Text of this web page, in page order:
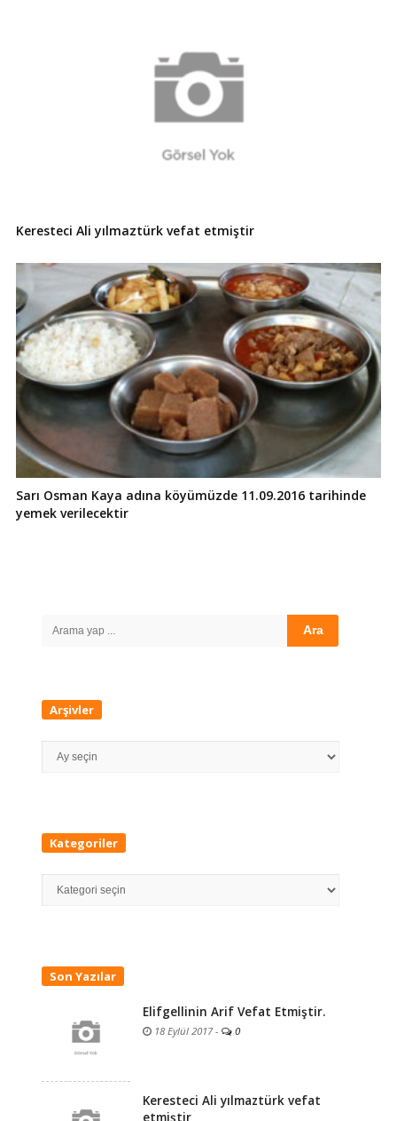
Keresteci Ali yılmaztürk vefat etmiştir
Sarı Osman Kaya adına köyümüzde 11.09.2016 tarihinde
yemek verilecektir
Search
Arşivler
Arşivler
Kategoriler
Kategoriler
Son Yazılar
Elifgellinin Arif Vefat Etmiştir.
18 Eylül 2017- 0
Keresteci Ali yılmaztürk vefat
etmiştir